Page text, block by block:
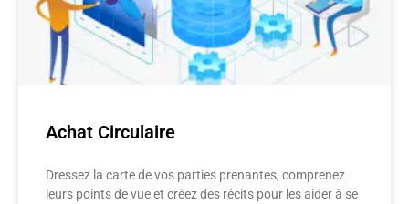
Achat Circulaire
Dressez la carte de vos parties prenantes, comprenez
leurs points de vue et créez des récits pour les aider à se